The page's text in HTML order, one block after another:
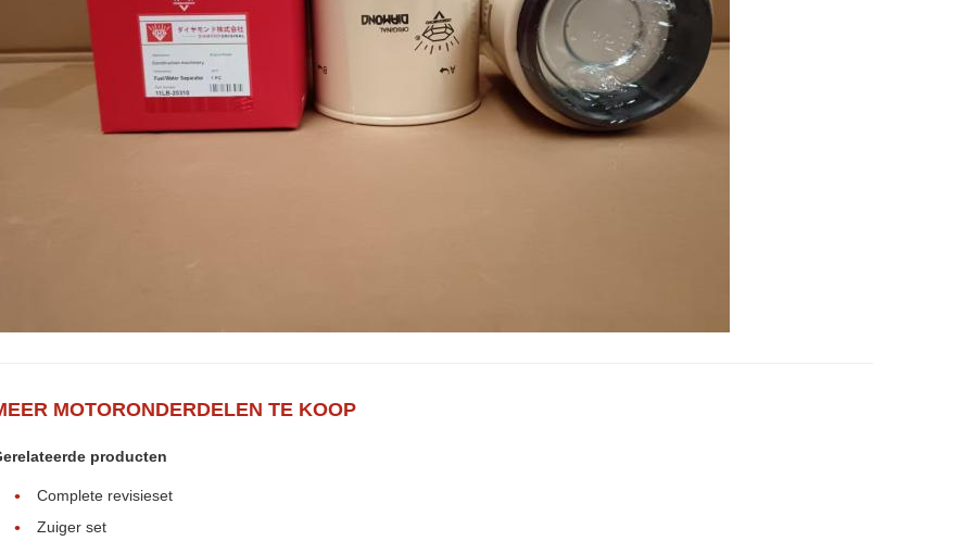
MOTORONDERDELEN TE KOOP
producten
Complete revisieset
Zuiger set